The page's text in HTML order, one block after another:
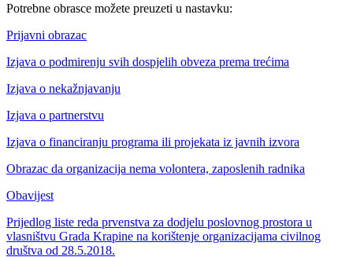
Potrebne obrasce možete preuzeti u nastavku:
Prijavni obrazac
Izjava o podmirenju svih dospjelih obveza prema trećima
Izjava o nekažnjavanju
Izjava o partnerstvu
Izjava o financiranju programa ili projekata iz javnih izvora
Obrazac da organizacija nema volontera, zaposlenih radnika
Obavijest
Prijedlog liste reda prvenstva za dodjelu poslovnog prostora u
vlasništvu Grada Krapine na korištenje organizacijama civilnog
društva od 28.5.2018.